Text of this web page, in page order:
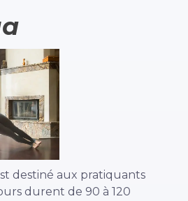
destiné aux pratiquants
durent de 90 à 120